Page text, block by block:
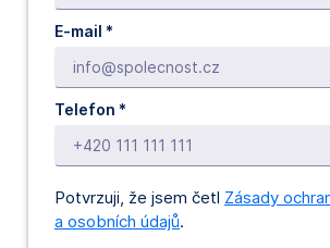
E-mail *
Telefon *
Potvrzuji, že jsem četl Zásady
a osobních údajů.